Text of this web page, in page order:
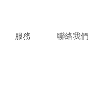
服務 聯絡我們